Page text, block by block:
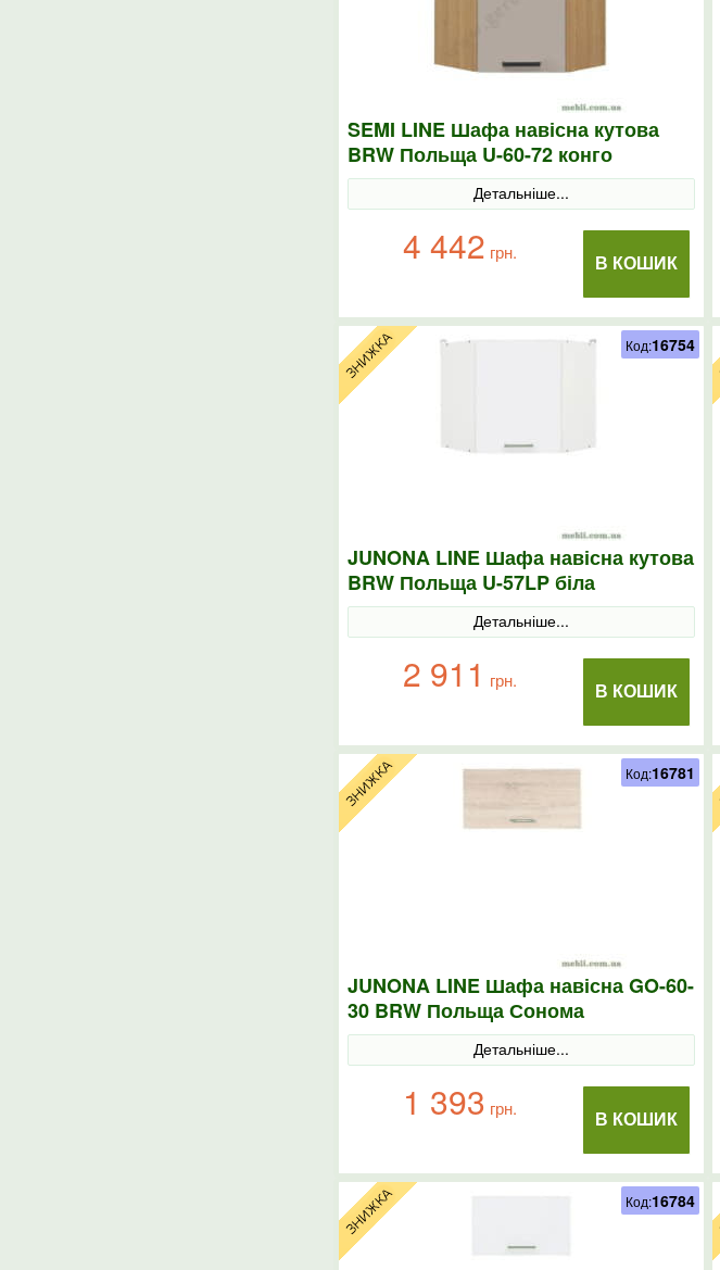
SEMI LINE Шафа навісна кутова
BRW Польща U-60-72 конго
Детальніше...
В КОШИК
4 442 грн.
JUNONA LINE Шафа навісна кутова
BRW Польща U-57LP біла
Детальніше...
В КОШИК
2 911 грн.
Код:16754
JUNONA LINE Шафа навісна GO-60-
30 BRW Польща Сонома
Детальніше...
В КОШИК
1 393 грн.
Код:16781
Код:16784